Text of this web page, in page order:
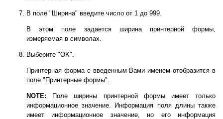
В поле "Ширина" введите число от 1 до 999.
В этом поле задается ширина принтерной формы,
измеряемая в символах.
Выберите "OK".
Принтерная форма с введенным Вами именем отобразится в
поле "Принтерные формы".
NOTE:
Поле ширины принтерной формы имеет только
информационное значение. Информация поля длины также
имеет информационное значение, но его информация